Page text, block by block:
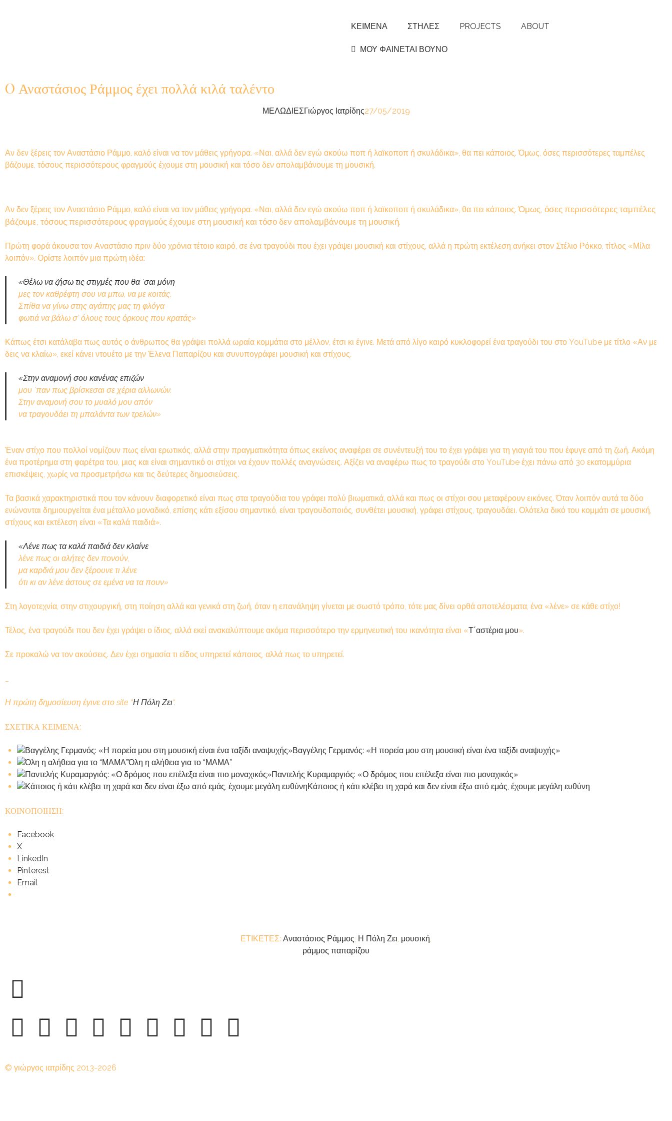
ΚΕΙΜΕΝΑ ΣΤΗΛΕΣ PROJECTS ABOUT
ΜΟΥ ΦΑΙΝΕΤΑΙ ΒΟΥΝΟ
O Αναστάσιος Ράμμος έχει πολλά κιλά ταλέντο
ΜΕΛΩΔΙΕΣΓιώργος Ιατρίδης27/05/2019
Αν δεν ξέρεις τον Αναστάσιο Ράμμο, καλό είναι να τον μάθεις γρήγορα. «Ναι, αλλά δεν εγώ ακούω ποπ ή λαϊκοποπ ή σκυλάδικα», θα πει κάποιος. Όμως, όσες περισσότερες ταμπέλες
βάζουμε, τόσους περισσότερους φραγμούς έχουμε στη μουσική και τόσο δεν απολαμβάνουμε τη μουσική.
Αν δεν ξέρεις τον Αναστάσιο Ράμμο, καλό είναι να τον μάθεις γρήγορα. «Ναι, αλλά δεν εγώ ακούω ποπ ή λαϊκοποπ ή σκυλάδικα», θα πει κάποιος.Όμως, όσες περισσότερες ταμπέλες
βάζουμε, τόσους περισσότερους φραγμούς έχουμε στη μουσική και τόσο δεν απολαμβάνουμε τη μουσική.
Πρώτη φορά άκουσα τον Αναστάσιο πριν δύο χρόνια τέτοιο καιρό, σε ένα τραγούδι που έχει γράψει μουσική και στίχους, αλλά η πρώτη εκτέλεση ανήκει στον Στέλιο Ρόκκο, τίτλος «Μίλα
λοιπόν». Ορίστε λοιπόν μια πρώτη ιδέα:
«Θέλω να ζήσω τις στιγμές που θα `σαι μόνη
μες τον καθρέφτη σου να μπω, να με κοιτάς.
Σπίθα να γίνω στης αγάπης μας τη φλόγα
φωτιά να βάλω σ’ όλους τους όρκους που κρατάς»
Κάπως έτσι κατάλαβα πως αυτός ο άνθρωπος θα γράψει πολλά ωραία κομμάτια στο μέλλον, έτσι κι έγινε. Μετά από λίγο καιρό κυκλοφορεί ένα τραγούδι του στο YouTube με τίτλο «Αν με
δεις να κλαίω», εκεί κάνει ντουέτο με την Έλενα Παπαρίζου και συνυπογράφει μουσική και στίχους.
«Στην αναμονή σου κανένας επιζών
μου `παν πως βρίσκεσαι σε χέρια αλλωνών.
Στην αναμονή σου το μυαλό μου απόν
να τραγουδάει τη μπαλάντα των τρελών»
Έναν στίχο που πολλοί νομίζουν πως είναι ερωτικός, αλλά στην πραγματικότητα όπως εκείνος αναφέρει σε συνέντευξή του το έχει γράψει για τη γιαγιά του που έφυγε από τη ζωή. Ακόμη
ένα προτέρημα στη φαρέτρα του, μιας και είναι σημαντικό οι στίχοι να έχουν πολλές αναγνώσεις. Αξίζει να αναφέρω πως το τραγούδι στο YouTube έχει πάνω από 30 εκατομμύρια
επισκέψεις, χωρίς να προσμετρήσω και τις δεύτερες δημοσιεύσεις.
Τα βασικά χαρακτηριστικά που τον κάνουν διαφορετικό είναι πως στα τραγούδια του γράφει πολύ βιωματικά, αλλά και πως οι στίχοι σου μεταφέρουν εικόνες. Όταν λοιπόν αυτά τα δύο
ενώνονται δημιουργείται ένα μέταλλο μοναδικό, επίσης κάτι εξίσου σημαντικό, είναι τραγουδοποιός, συνθέτει μουσική, γράφει στίχους, τραγουδάει. Ολότελα δικό του κομμάτι σε μουσική,
στίχους και εκτέλεση είναι «Τα καλά παιδιά».
«Λένε πως τα καλά παιδιά δεν κλαίνε
λένε πως οι αλήτες δεν πονούν,
μα καρδιά μου δεν ξέρουνε τι λένε
ότι κι αν λένε άστους σε εμένα να τα πουν»
Στη λογοτεχνία, στην στιχουργική, στη ποίηση αλλά και γενικά στη ζωή, όταν η επανάληψη γίνεται με σωστό τρόπο, τότε μας δίνει ορθά αποτελέσματα, ένα «λένε» σε κάθε στίχο!
Τέλος, ένα τραγούδι που δεν έχει γράψει ο ίδιος, αλλά εκεί ανακαλύπτουμε ακόμα περισσότερο την ερμηνευτική του ικανότητα είναι «Τ΄αστέρια μου».
Σε προκαλώ να τον ακούσεις. Δεν έχει σημασία τι είδος υπηρετεί κάποιος, αλλά πως το υπηρετεί.
Η πρώτη δημοσίευση έγινε στο site “Η Πόλη Ζει“.
ΣΧΕΤΙΚΑ ΚΕΙΜΕΝΑ:
Βαγγέλης Γερμανός: «Η πορεία μου στη μουσική είναι ένα ταξίδι αναψυχής»
Όλη η αλήθεια για το “ΜΑΜΑ”
Παντελής Κυραμαργιός: «Ο δρόμος που επέλεξα είναι πιο μοναχικός»
Κάποιος ή κάτι κλέβει τη χαρά και δεν είναι έξω από εμάς, έχουμε μεγάλη ευθύνη
ΚΟΙΝΟΠΟΙΗΣΗ:
Facebook
X
LinkedIn
Pinterest
Email
ΕΤΙΚΕΤΕΣ: Αναστάσιος Ράμμος, Η Πόλη Ζει, μουσική,
ράμμος παπαρίζου
© γιώργος ιατρίδης 2013-2026